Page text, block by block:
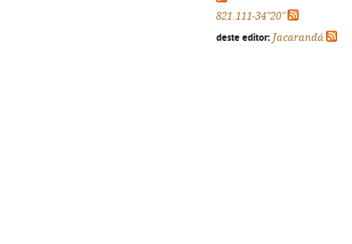
821.111-34"20"
deste editor: Jacarandá